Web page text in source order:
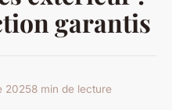
garantis
20258 min de lecture